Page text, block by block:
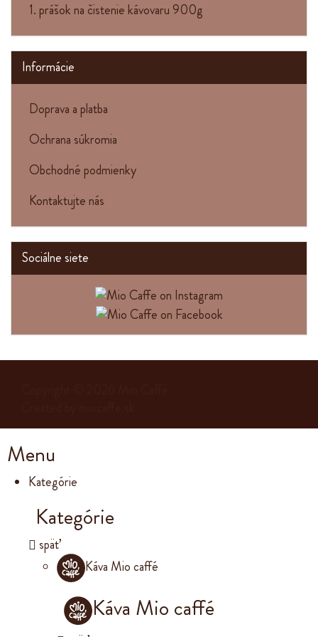
1. prášok na čistenie kávovaru 900g
Informácie
Doprava a platba
Ochrana súkromia
Obchodné podmienky
Kontaktujte nás
Sociálne siete
Menu
Kategórie
Kategórie
späť
Káva Mio caffé
Káva Mio caffé